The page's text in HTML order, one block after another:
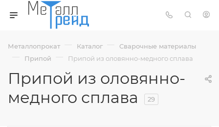
Металлопрокат — Каталог — Сварочные материалы
— Припой — Припой из оловянно-медного сплава
Припой из оловянно-
медного сплава
29